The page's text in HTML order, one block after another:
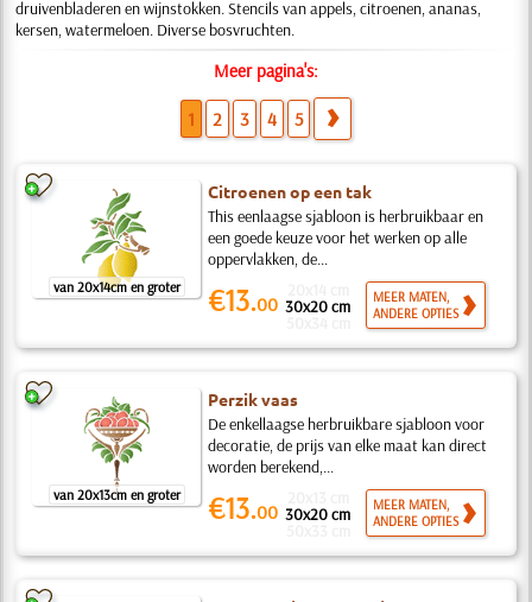
druivenbladeren en wijnstokken. Stencils van appels, citroenen, ananas,
kersen, watermeloen. Diverse bosvruchten.
Meer pagina's:
1 2 3 4 5
van 20x14cm en groter
Citroenen op een tak
This eenlaagse sjabloon is herbruikbaar en
een goede keuze voor het werken op alle
oppervlakken, de...
€13.00 30x20 cm
MEER MATEN,
ANDERE OPTIES
van 20x13cm en groter
Perzik vaas
De enkellaagse herbruikbare sjabloon voor
decoratie, de prijs van elke maat kan direct
worden berekend,...
€13.00 30x20 cm
MEER MATEN,
ANDERE OPTIES